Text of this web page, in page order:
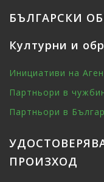
БЪЛГАРСКИ
Културни и
Инициативи на
Партньори в
Партньори в
ПРОИЗХОД